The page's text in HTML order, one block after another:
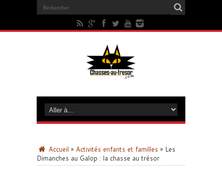
Accueil » Activités enfants et familles » Les
Dimanches au Galop : la chasse au trésor